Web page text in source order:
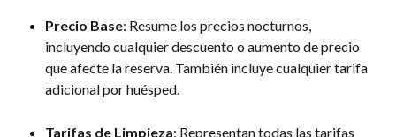
Precio Base: Resume los precios nocturnos,
incluyendo cualquier descuento o aumento de precio
que afecte la reserva. También incluye cualquier tarifa
adicional por huésped.
Tarifas de Limpieza: Representan todas las tarifas